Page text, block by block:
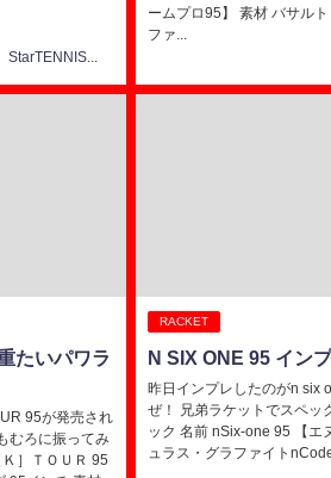
ームプロ95】 素材 バサル
ファ...
たいパワラ
95が発売され
むろに振ってみ
］ＴＯＵＲ 95
RACKET
N SIX ONE 95 イン
昨日インプレしたのがn six
ぜ！ 兄弟ラケットでスペッ
ック 名前 nSix-one 95 【エ
ュラス・グラファイト